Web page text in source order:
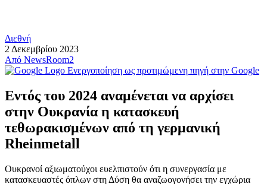
Διεθνή
2 Δεκεμβρίου 2023
Από NewsRoom2
Ενεργοποίηση ως προτιμώμενη πηγή στην Google
Εντός του 2024 αναμένεται να αρχίσει
στην Ουκρανία η κατασκευή
τεθωρακισμένων από τη γερμανική
Rheinmetall
Ουκρανοί αξιωματούχοι ευελπιστούν ότι η συνεργασία με
κατασκευαστές όπλων στη Δύση θα αναζωογονήσει την εγχώρια